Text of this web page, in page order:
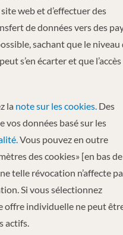
web et d’effectuer des
de données vers des
sachant que le niveau
s’en écarter et que l’accès
la note sur les cookies. Des
données basé sur les
Vous pouvez en outre
des cookies» [en bas de
telle révocation n’affecte
Si vous sélectionnez
offre individuelle ne peut
actifs.